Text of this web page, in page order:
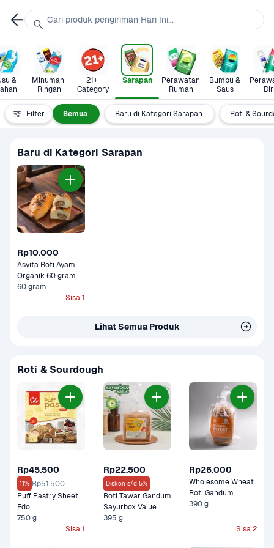
&
Minuman
Ringan
21+
Category
Sarapan
Perawatan
Rumah
Bumbu &
Saus
Filter Semua Baru di Kategori Sarapan Roti &
Baru di Kategori Sarapan
Rp10.000
Asyita Roti Ayam
Organik 60 gram
60 gram
Sisa 1
Lihat Semua Produk
Roti & Sourdough
Rp45.500
11% Rp51.500
Puff Pastry Sheet
Edo
750 g
Sisa 1
Rp22.500
Diskon s/d 5%
Roti Tawar Gandum
Sayurbox Value
395 g
Rp26.000
Wholesome Wheat
Roti Gandum
Bakers Hill Bakery
390 g
Sisa 2
Cari produk pengiriman Hari Ini...